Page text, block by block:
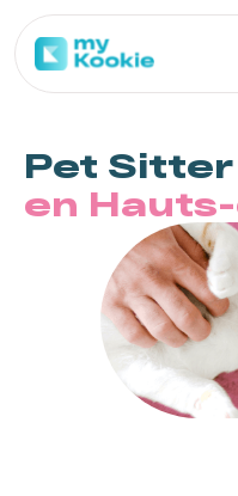
Pet Sitter
en